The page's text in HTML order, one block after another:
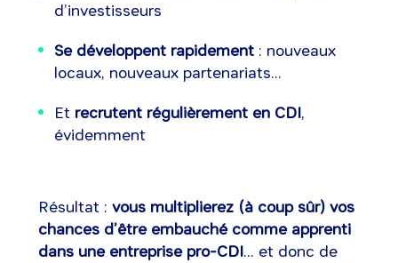
d’investisseurs
Se développent rapidement : nouveaux
locaux, nouveaux partenariats...
Et recrutent régulièrement en CDI,
évidemment
Résultat : vous multiplierez (à coup sûr) vos
chances d’être embauché comme apprenti
dans une entreprise pro-CDI... et donc de